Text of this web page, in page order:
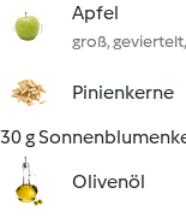
Apfel
groß,
Pinienkerne
30 g
Olivenöl